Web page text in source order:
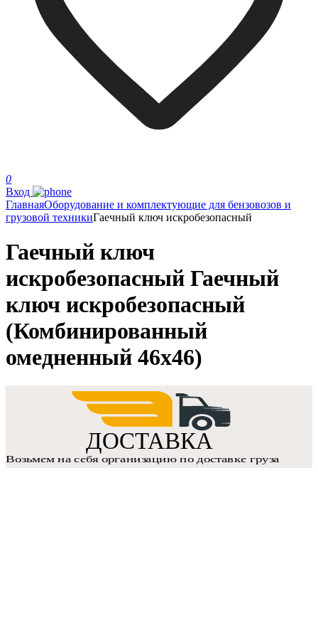
0
Вход
ГлавнаяОборудование и комплектующие для бензовозов и
грузовой техникиГаечный ключ искробезопасный
Гаечный ключ
искробезопасный Гаечный
ключ искробезопасный
(Комбинированный
омедненный 46х46)